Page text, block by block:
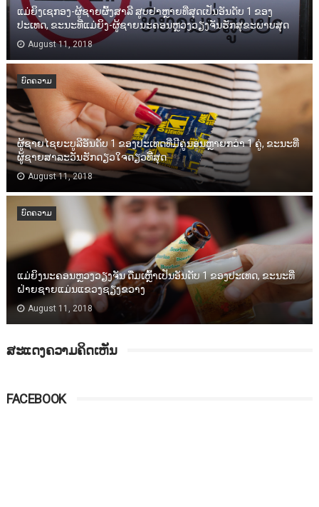
ແມ່ຍິງເຊກອງ-ຜູ້ຊາຍຜົ້ງສາລີ ສູບຢາຫຼາຍທີ່ສຸດເປັນອັນດັບ 1 ຂອງ
ປະເທດ, ຂະນະທີ່ແມ່ຍິງ-ຜູ້ຊາຍນະຄອນຫຼວງວຽງຈັນຮັກສຸຂະພາບສຸດ
August 11, 2018
ບົດຄວາມ
ຜູ້ຊາຍໄຊຍະບູລີອັນດັບ 1 ຂອງປະເທດທີ່ມີຄູ່ນອນຫຼາຍກວ່າ 1 ຄູ່, ຂະນະທີ່
ຜູ້ຊາຍສາລະວັນຮັກດຽວໃຈດຽວທີ່ສຸດ
August 11, 2018
ບົດຄວາມ
ແມ່ຍິງນະຄອນຫຼວງວຽງຈັນ ດື່ມເຫຼົ້າເປັນອັນດັບ 1​ ຂອງປະເທດ, ຂະນະທີ່
ຝ່າຍຊາຍແມ່ນແຂວງຊຽງຂວາງ
August 11, 2018
ສະແດງຄວາມຄິດເຫັນ
FACEBOOK